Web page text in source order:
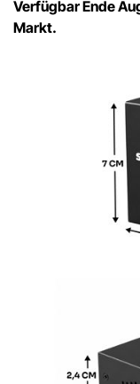
Verfügbar Ende
Markt.